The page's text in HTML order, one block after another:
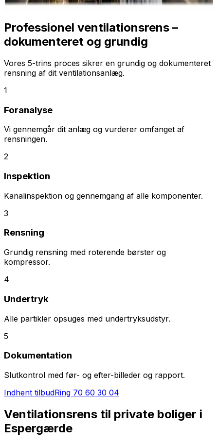
Professionel ventilationsrens –
dokumenteret og grundig
Vores 5-trins proces sikrer en grundig og dokumenteret
rensning af dit ventilationsanlæg.
1
Foranalyse
Vi gennemgår dit anlæg og vurderer omfanget af
rensningen.
2
Inspektion
Kanalinspektion og gennemgang af alle komponenter.
3
Rensning
Grundig rensning med roterende børster og
kompressor.
4
Undertryk
Alle partikler opsuges med undertryksudstyr.
5
Dokumentation
Slutkontrol med før- og efter-billeder og rapport.
Indhent tilbudRing 70 60 30 04
Ventilationsrens til private boliger i
Espergærde